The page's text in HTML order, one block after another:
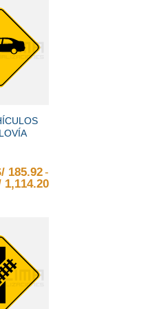
hasta S/ 1,114.20
desde S/ 185.92
185.92-
1,114.20